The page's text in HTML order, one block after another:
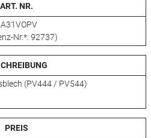
ART. NR.
Nr.*: 92737)
(PV444 / PV544)
PREIS